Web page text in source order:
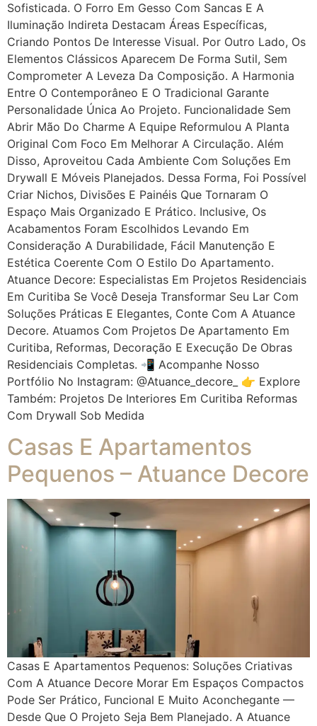
Sofisticada. O Forro Em Gesso Com Sancas E A
Iluminação Indireta Destacam Áreas Específicas,
Criando Pontos De Interesse Visual. Por Outro Lado, Os
Elementos Clássicos Aparecem De Forma Sutil, Sem
Comprometer A Leveza Da Composição. A Harmonia
Entre O Contemporâneo E O Tradicional Garante
Personalidade Única Ao Projeto. Funcionalidade Sem
Abrir Mão Do Charme A Equipe Reformulou A Planta
Original Com Foco Em Melhorar A Circulação. Além
Disso, Aproveitou Cada Ambiente Com Soluções Em
Drywall E Móveis Planejados. Dessa Forma, Foi Possível
Criar Nichos, Divisões E Painéis Que Tornaram O
Espaço Mais Organizado E Prático. Inclusive, Os
Acabamentos Foram Escolhidos Levando Em
Consideração A Durabilidade, Fácil Manutenção E
Estética Coerente Com O Estilo Do Apartamento.
Atuance Decore: Especialistas Em Projetos Residenciais
Em Curitiba Se Você Deseja Transformar Seu Lar Com
Soluções Práticas E Elegantes, Conte Com A Atuance
Decore. Atuamos Com Projetos De Apartamento Em
Curitiba, Reformas, Decoração E Execução De Obras
Residenciais Completas. 📲 Acompanhe Nosso
Portfólio No Instagram: @atuance_decore_ 👉 Explore
Também: Projetos De Interiores Em Curitiba Reformas
Com Drywall Sob Medida
Casas E Apartamentos
Pequenos – Atuance Decore
Casas E Apartamentos Pequenos: Soluções Criativas
Com A Atuance Decore Morar Em Espaços Compactos
Pode Ser Prático, Funcional E Muito Aconchegante —
Desde Que O Projeto Seja Bem Planejado. A Atuance